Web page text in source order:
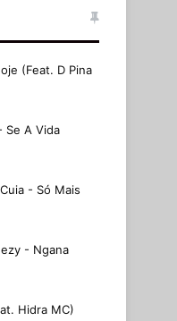
(Feat. D Pina
Se A Vida
- Só Mais
- Ngana
Hidra MC)